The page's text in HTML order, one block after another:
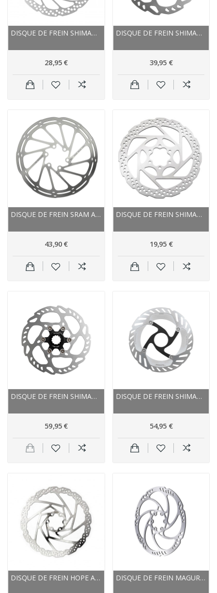
DISQUE DE FREIN SHIMANO ACIER SM-RT30
28,95 €
DISQUE DE FREIN SHIMANO ÉTOILE ALU SLX RT-70...
39,95 €
DISQUE DE FREIN SRAM ACIER INOX CENTERLINE...
43,90 €
DISQUE DE FREIN SHIMANO ACIER INOX SM RT56
19,95 €
DISQUE DE FREIN SHIMANO ÉTOILE ALU SLX RT-70 CL...
59,95 €
DISQUE DE FREIN SHIMANO ÉTOILE ALU ROUTE RT-CL...
54,95 €
DISQUE DE FREIN HOPE ACIER INOX NEW STANDARD 6... DISQUE DE FREIN MAGURA ACIER INOX STORM HC